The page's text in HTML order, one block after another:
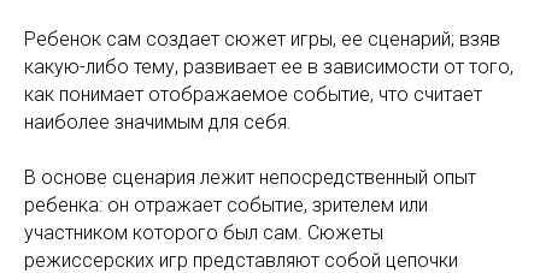
Ребенок сам создает сюжет игры, ее сценарий; взяв
какую-либо тему, развивает ее в зависимости от того,
как понимает отображаемое событие, что считает
наиболее значимым для себя.
В основе сценария лежит непосредственный опыт
ребенка: он отражает событие, зрителем или
участником которого был сам. Сюжеты
режиссерских игр представляют собой цепочки